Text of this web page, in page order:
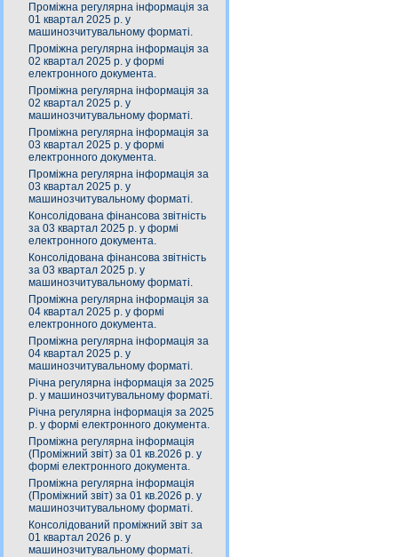
Проміжна регулярна інформація за
01 квартал 2025 р. у
машинозчитувальному форматі.
Проміжна регулярна інформація за
02 квартал 2025 р. у формі
електронного документа.
Проміжна регулярна інформація за
02 квартал 2025 р. у
машинозчитувальному форматі.
Проміжна регулярна інформація за
03 квартал 2025 р. у формі
електронного документа.
Проміжна регулярна інформація за
03 квартал 2025 р. у
машинозчитувальному форматі.
Консолідована фінансова звітність
за 03 квартал 2025 р. у формі
електронного документа.
Консолідована фінансова звітність
за 03 квартал 2025 р. у
машинозчитувальному форматі.
Проміжна регулярна інформація за
04 квартал 2025 р. у формі
електронного документа.
Проміжна регулярна інформація за
04 квартал 2025 р. у
машинозчитувальному форматі.
Річна регулярна інформація за 2025
р. у машинозчитувальному форматі.
Річна регулярна інформація за 2025
р. у формі електронного документа.
Проміжна регулярна інформація
(Проміжний звіт) за 01 кв.2026 р. у
формі електронного документа.
Проміжна регулярна інформація
(Проміжний звіт) за 01 кв.2026 р. у
машинозчитувальному форматі.
Консолідований проміжний звіт за
01 квартал 2026 р. у
машинозчитувальному форматі.